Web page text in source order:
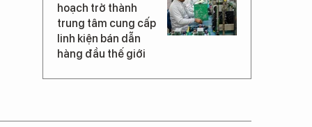
hoạch trở thành
trung tâm cung cấp
linh kiện bán dẫn
hàng đầu thế giới